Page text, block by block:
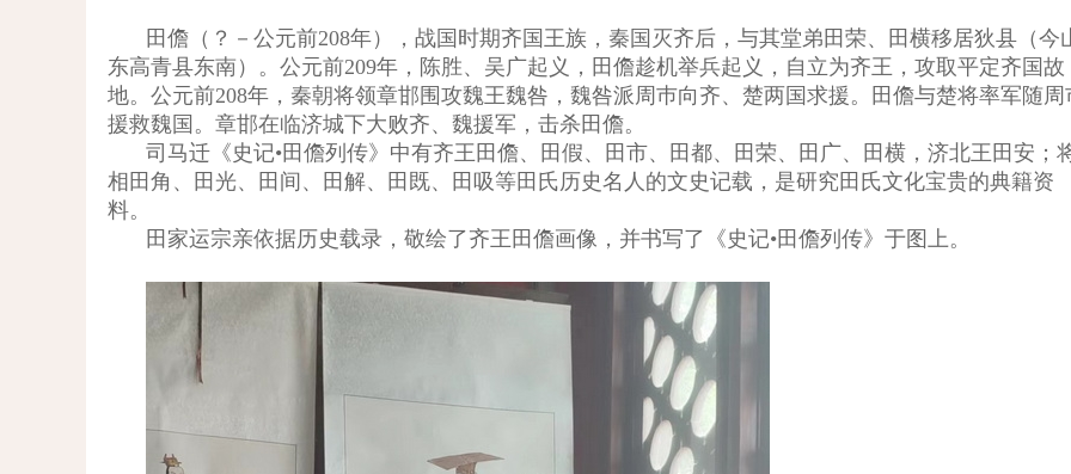
田儋（？－公元前208年），战国时期齐国王族，秦国灭齐后，与其堂弟田荣、田横移居狄县（今
东高青县东南）。公元前209年，陈胜、吴广起义，田儋趁机举兵起义，自立为齐王，攻取平定齐国故
地。公元前208年，秦朝将领章邯围攻魏王魏咎，魏咎派周巿向齐、楚两国求援。田儋与楚将率军随周
援救魏国。章邯在临济城下大败齐、魏援军，击杀田儋。
司马迁《史记•田儋列传》中有齐王田儋、田假、田市、田都、田荣、田广、田横，济北王田安；
相田角、田光、田间、田解、田既、田吸等田氏历史名人的文史记载，是研究田氏文化宝贵的典籍资
料。
田家运宗亲依据历史载录，敬绘了齐王田儋画像，并书写了《史记•田儋列传》于图上。